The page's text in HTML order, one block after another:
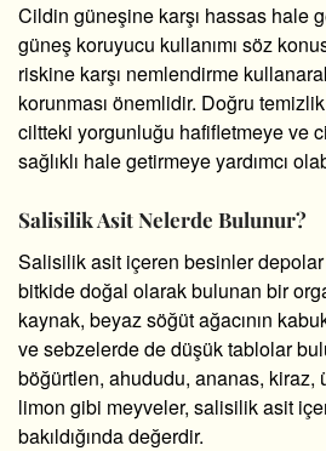
Cildin güneşine karşı hassas hale
güneş koruyucu kullanımı söz
riskine karşı nemlendirme
korunması önemlidir. Doğru temizlik
ciltteki yorgunluğu hafifletmeye ve
sağlıklı hale getirmeye yardımcı
Salisilik Asit Nelerde Bulunur?
Salisilik asit içeren besinler
bitkide doğal olarak bulunan bir
kaynak, beyaz söğüt ağacının
ve sebzelerde de düşük tablolar
böğürtlen, ahududu, ananas, kiraz,
limon gibi meyveler, salisilik asit
bakıldığında değerdir.